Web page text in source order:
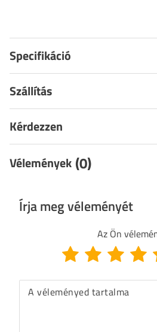
Specifikáció
Szállítás
Kérdezzen
Vélemények (0)
Írja meg véleményét
Az Ön
A véleményed tartalma